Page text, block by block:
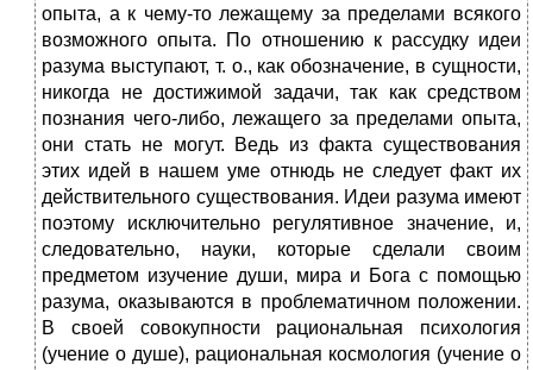
опыта, а к чему-то лежащему за пределами всякого
возможного опыта. По отношению к рассудку идеи
разума выступают, т. о., как обозначение, в сущности,
никогда не достижимой задачи, так как средством
познания чего-либо, лежащего за пределами опыта,
они стать не могут. Ведь из факта существования
этих идей в нашем уме отнюдь не следует факт их
действительного существования. Идеи разума имеют
поэтому исключительно регулятивное значение, и,
следовательно, науки, которые сделали своим
предметом изучение души, мира и Бога с помощью
разума, оказываются в проблематичном положении.
В своей совокупности рациональная психология
(учение о душе), рациональная космология (учение о